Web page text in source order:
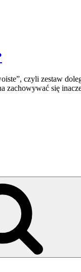
czyli zestaw
zachowywać się